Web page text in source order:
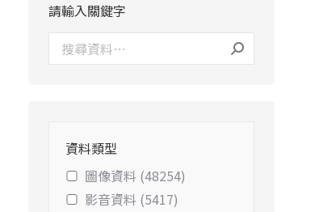
請輸入關鍵字
資料類型
圖像資料 (48254)
影音資料 (5417)